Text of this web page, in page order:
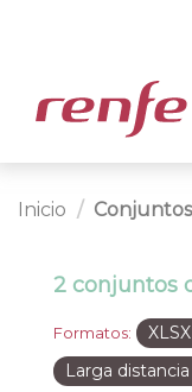
Inicio
2 conjuntos
Formatos: XLSX
Larga distancia